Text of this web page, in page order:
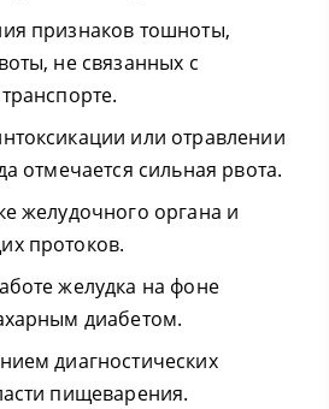
признаков тошноты,
не связанных с
или отравлении
отмечается сильная рвота.
желудочного органа и
протоков.
желудка на фоне
диабетом.
диагностических
пищеварения.